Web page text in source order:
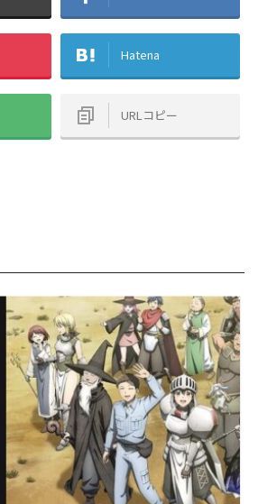
Hatena
URLコピー